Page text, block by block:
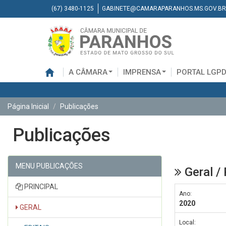
(67) 3480-1125 GABINETE@CAMARAPARANHOS.MS.GOV.BR
A CÂMARA IMPRENSA PORTAL LGPD
Página Inicial Publicações
Publicações
MENU PUBLICAÇÕES
PRINCIPAL
GERAL
Geral /
Ano:
2020
Local: